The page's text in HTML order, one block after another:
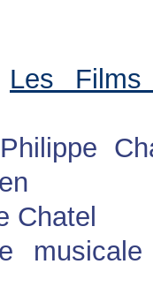
Les
Chatel